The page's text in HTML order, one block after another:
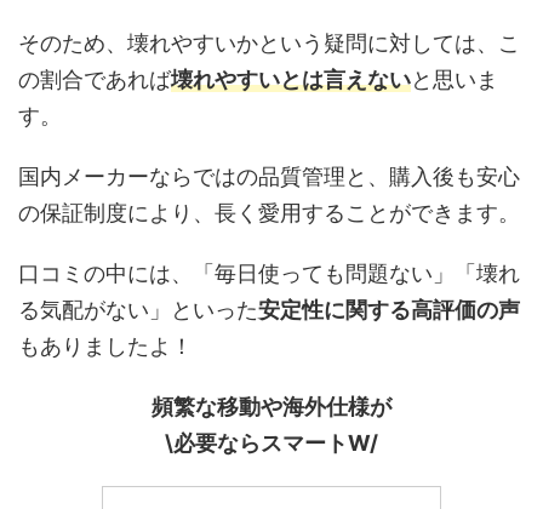
そのため、壊れやすいかという疑問に対しては、こ
の割合であれば壊れやすいとは言えないと思いま
す。
国内メーカーならではの品質管理と、購入後も安心
の保証制度により、長く愛用することができます。
口コミの中には、「毎日使っても問題ない」「壊れ
る気配がない」といった安定性に関する高評価の声
もありましたよ！
頻繁な移動や海外仕様が
\必要ならスマートW/